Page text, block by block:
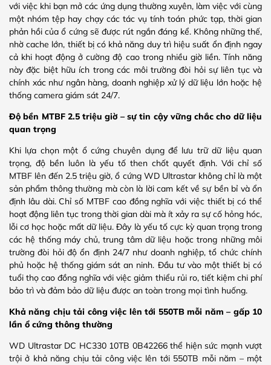
với việc khi bạn mở các ứng dụng thường xuyên, làm việc với cùng
một nhóm tệp hay chạy các tác vụ tính toán phức tạp, thời gian
phản hồi của ổ cứng sẽ được rút ngắn đáng kể. Không những thế,
nhờ cache lớn, thiết bị có khả năng duy trì hiệu suất ổn định ngay
cả khi hoạt động ở cường độ cao trong nhiều giờ liền. Tính năng
này đặc biệt hữu ích trong các môi trường đòi hỏi sự liên tục và
chính xác như ngân hàng, doanh nghiệp xử lý dữ liệu lớn hoặc hệ
thống camera giám sát 24/7.
Độ bền MTBF 2.5 triệu giờ – sự tin cậy vững chắc cho dữ liệu
quan trọng
Khi lựa chọn một ổ cứng chuyên dụng để lưu trữ dữ liệu quan
trọng, độ bền luôn là yếu tố then chốt quyết định. Với chỉ số
MTBF lên đến 2.5 triệu giờ, ổ cứng WD Ultrastar không chỉ là một
sản phẩm thông thường mà còn là lời cam kết về sự bền bỉ và ổn
định lâu dài. Chỉ số MTBF cao đồng nghĩa với việc thiết bị có thể
hoạt động liên tục trong thời gian dài mà ít xảy ra sự cố hỏng hóc,
lỗi cơ học hoặc mất dữ liệu. Đây là yếu tố cực kỳ quan trọng trong
các hệ thống máy chủ, trung tâm dữ liệu hoặc trong những môi
trường đòi hỏi độ ổn định 24/7 như doanh nghiệp, tổ chức chính
phủ hoặc hệ thống giám sát an ninh. Đầu tư vào một thiết bị có
tuổi thọ cao đồng nghĩa với việc giảm thiểu rủi ro, tiết kiệm chi phí
bảo trì và đảm bảo dữ liệu được an toàn trong mọi tình huống.
Khả năng chịu tải công việc lên tới 550TB mỗi năm – gấp 10
lần ổ cứng thông thường
WD Ultrastar DC HC330 10TB 0B42266 thể hiện sức mạnh vượt
trội ở khả năng chịu tải công việc lên tới 550TB mỗi năm – một